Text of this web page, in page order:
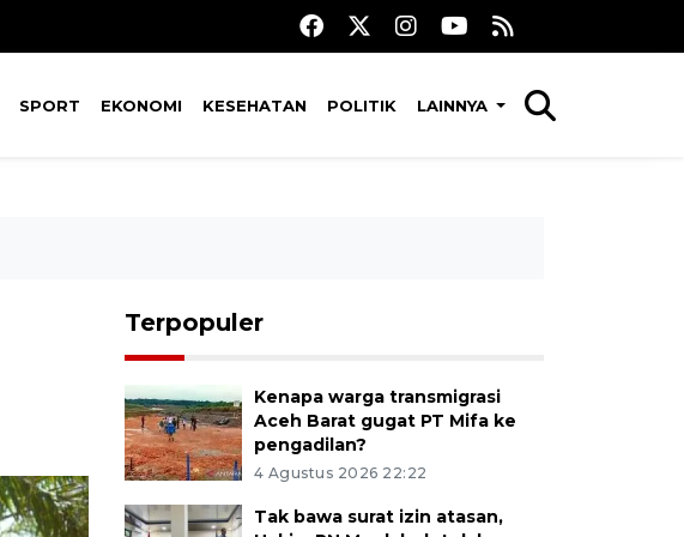
SPORT EKONOMI KESEHATAN POLITIK LAINNYA
Terpopuler
Kenapa warga transmigrasi
Aceh Barat gugat PT Mifa ke
pengadilan?
4 Agustus 2026 22:22
Tak bawa surat izin atasan,